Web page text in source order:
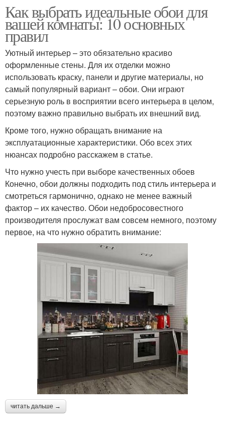
Как выбрать идеальные обои для
вашей комнаты: 10 основных
правил
Уютный интерьер – это обязательно красиво
оформленные стены. Для их отделки можно
использовать краску, панели и другие материалы, но
самый популярный вариант – обои. Они играют
серьезную роль в восприятии всего интерьера в целом,
поэтому важно правильно выбрать их внешний вид.
Кроме того, нужно обращать внимание на
эксплуатационные характеристики. Обо всех этих
нюансах подробно расскажем в статье.
Что нужно учесть при выборе качественных обоев
Конечно, обои должны подходить под стиль интерьера и
смотреться гармонично, однако не менее важный
фактор – их качество. Обои недобросовестного
производителя прослужат вам совсем немного, поэтому
первое, на что нужно обратить внимание:
читать дальше →